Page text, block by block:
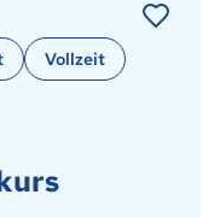
Vollzeit